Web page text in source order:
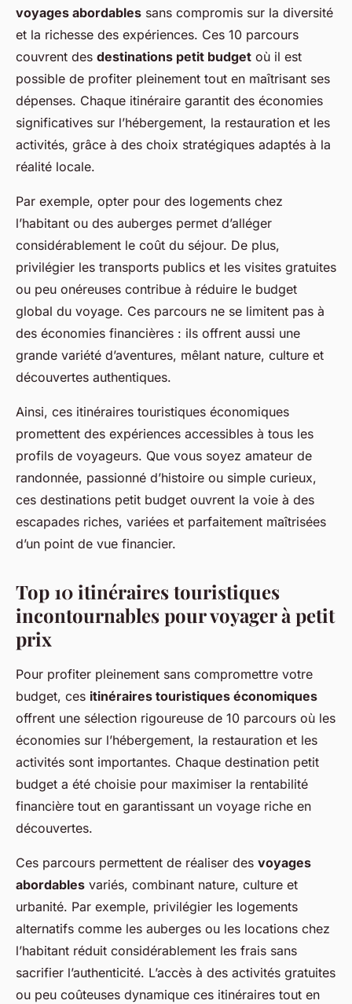
voyages abordables sans compromis sur la diversité
et la richesse des expériences. Ces 10 parcours
couvrent des destinations petit budget où il est
possible de profiter pleinement tout en maîtrisant ses
dépenses. Chaque itinéraire garantit des économies
significatives sur l’hébergement, la restauration et les
activités, grâce à des choix stratégiques adaptés à la
réalité locale.
Par exemple, opter pour des logements chez
l’habitant ou des auberges permet d’alléger
considérablement le coût du séjour. De plus,
privilégier les transports publics et les visites gratuites
ou peu onéreuses contribue à réduire le budget
global du voyage. Ces parcours ne se limitent pas à
des économies financières : ils offrent aussi une
grande variété d’aventures, mêlant nature, culture et
découvertes authentiques.
Ainsi, ces itinéraires touristiques économiques
promettent des expériences accessibles à tous les
profils de voyageurs. Que vous soyez amateur de
randonnée, passionné d’histoire ou simple curieux,
ces destinations petit budget ouvrent la voie à des
escapades riches, variées et parfaitement maîtrisées
d’un point de vue financier.
Top 10 itinéraires touristiques
incontournables pour voyager à petit
prix
Pour profiter pleinement sans compromettre votre
budget, ces itinéraires touristiques économiques
offrent une sélection rigoureuse de 10 parcours où les
économies sur l’hébergement, la restauration et les
activités sont importantes. Chaque destination petit
budget a été choisie pour maximiser la rentabilité
financière tout en garantissant un voyage riche en
découvertes.
Ces parcours permettent de réaliser des voyages
abordables variés, combinant nature, culture et
urbanité. Par exemple, privilégier les logements
alternatifs comme les auberges ou les locations chez
l’habitant réduit considérablement les frais sans
sacrifier l’authenticité. L’accès à des activités gratuites
ou peu coûteuses dynamique ces itinéraires tout en